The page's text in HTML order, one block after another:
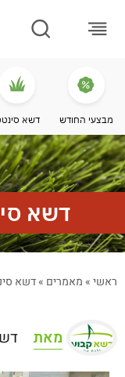
מבצעי החודש דשא
דשא
ראשי»מאמרים »דשא
מאת